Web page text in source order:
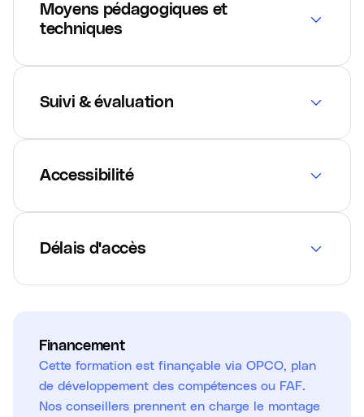
Moyens pédagogiques et
techniques
Suivi & évaluation
Accessibilité
Délais d'accès
Financement
Cette formation est finançable via OPCO, plan
de développement des compétences ou FAF.
Nos conseillers prennent en charge le montage